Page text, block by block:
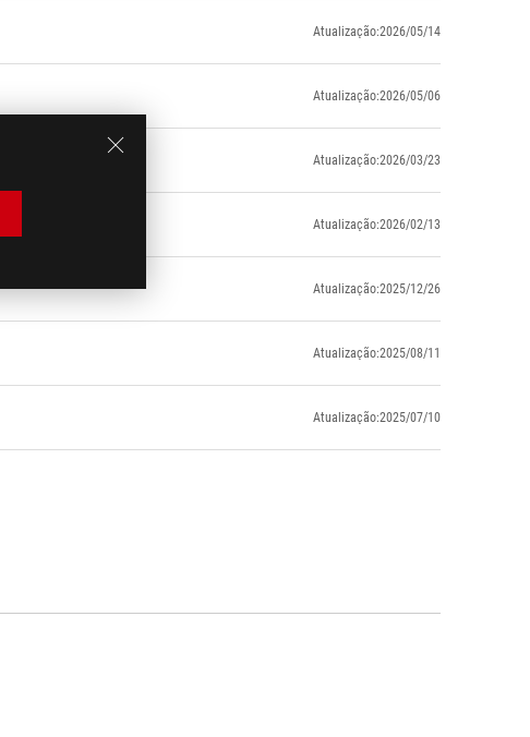
Atualização:2026/05/14
Atualização:2026/05/06
Atualização:2026/03/23
Atualização:2026/02/13
Atualização:2025/12/26
Atualização:2025/08/11
Atualização:2025/07/10